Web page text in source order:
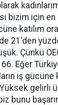
bizim için en
katılım
21'den
Çünkü
Eğer
iş gücüne
Yüksek gelirli
bunu